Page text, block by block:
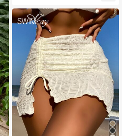
복장 7월 4일 복장 여름 비치웨어